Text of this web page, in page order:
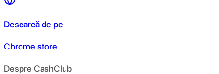
Descarcă de pe
Chrome store
Despre CashClub